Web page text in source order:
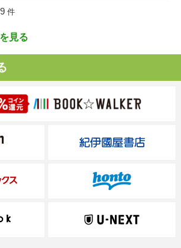
9 件
見る